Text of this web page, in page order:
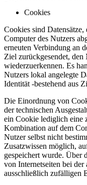
Cookies
Cookies sind
Computer des Nutzers
erneuten Verbindung an
Ziel zurückgesendet,
wiederzuerkennen. Es
Nutzers lokal angelegte
Identität -bestehend aus
Die Einordnung von
der technischen
ein Cookie lediglich eine
Kombination auf dem
Nutzer selbst nicht
Zusatzwissen möglich,
gespeichert wurde. Über
von Internetseiten bei
ausschließlich zufälligen